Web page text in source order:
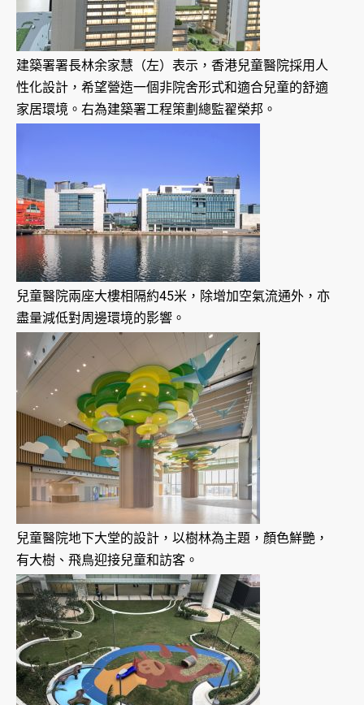
建築署署長林余家慧（左）表示，香港兒童醫院採用人
性化設計，希望營造一個非院舍形式和適合兒童的舒適
家居環境。右為建築署工程策劃總監翟榮邦。
兒童醫院兩座大樓相隔約45米，除增加空氣流通外，亦
盡量減低對周邊環境的影響。
兒童醫院地下大堂的設計，以樹林為主題，顏色鮮艷，
有大樹、飛鳥迎接兒童和訪客。